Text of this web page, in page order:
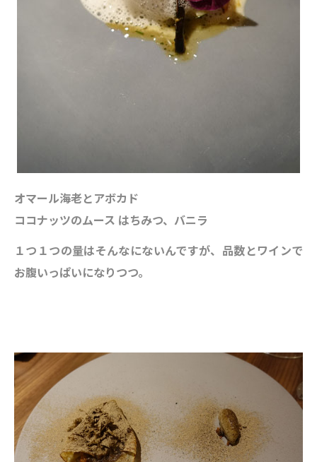
オマール海老とアボカド
ココナッツのムース はちみつ、バニラ
１つ１つの量はそんなにないんですが、品数とワインで
お腹いっぱいになりつつ。